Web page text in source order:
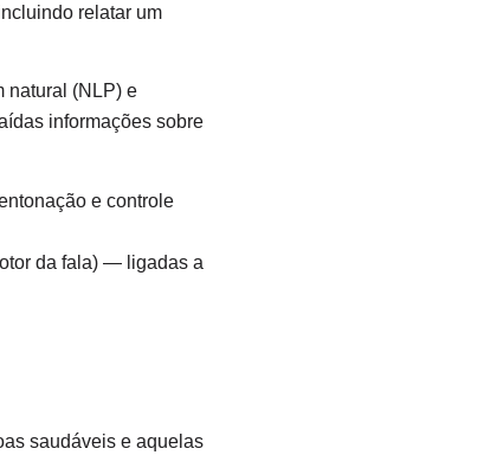
relatar um
natural (NLP) e
informações sobre
e controle
da fala) — ligadas a
saudáveis e aquelas